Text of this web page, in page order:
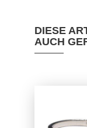
DIESE
AUCH